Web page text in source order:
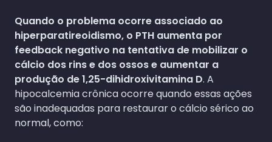
Quando o problema ocorre associado ao
hiperparatireoidismo, o PTH aumenta por
feedback negativo na tentativa de mobilizar o
cálcio dos rins e dos ossos e aumentar a
produção de 1,25-dihidroxivitamina D. A
hipocalcemia crônica ocorre quando essas ações
são inadequadas para restaurar o cálcio sérico ao
normal, como: